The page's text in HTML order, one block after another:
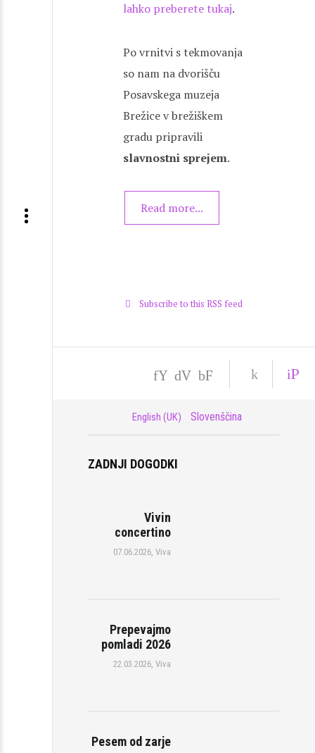
lahko preberete tukaj.
Po vrnitvi s tekmovanja
so nam na dvorišču
Posavskega muzeja
Brežice v brežiškem
gradu pripravili
slavnostni sprejem.
Read more...
Subscribe to this RSS feed
P
Y
tu
be
V
eo
F
eb
Slovenščina
English (UK)
ZADNJI DOGODKI
Vivin
concertino
07.06.2026,Viva
Prepevajmo
pomladi 2026
22.03.2026,Viva
Pesem od zarje